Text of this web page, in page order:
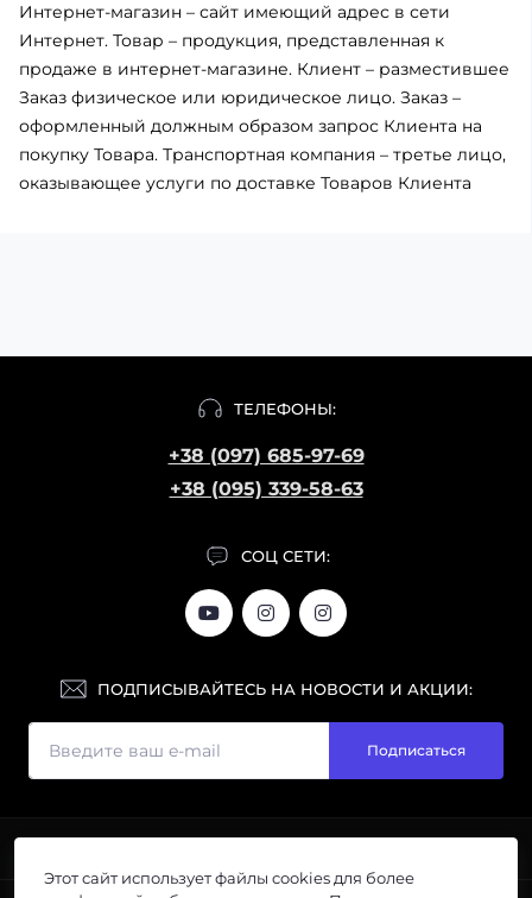
Интернет-магазин – сайт имеющий адрес в сети
Интернет. Товар – продукция, представленная к
продаже в интернет-магазине. Клиент – разместившее
Заказ физическое или юридическое лицо. Заказ –
оформленный должным образом запрос Клиента на
покупку Товара. Транспортная компания – третье лицо,
оказывающее услуги по доставке Товаров Клиента
ТЕЛЕФОНЫ:
+38 (097) 685-97-69
+38 (095) 339-58-63
СОЦ СЕТИ:
ПОДПИСЫВАЙТЕСЬ НА НОВОСТИ И АКЦИИ:
Подписаться
Этот сайт использует файлы cookies для более